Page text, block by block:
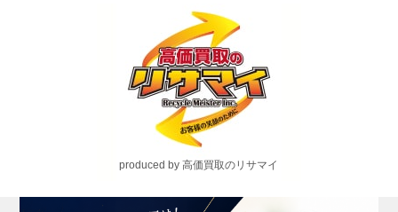
produced by 高価買取のリサマイ